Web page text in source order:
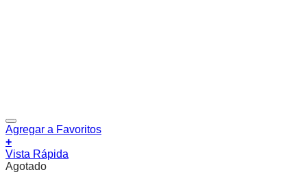
Agregar a Favoritos
+
Vista Rápida
Agotado